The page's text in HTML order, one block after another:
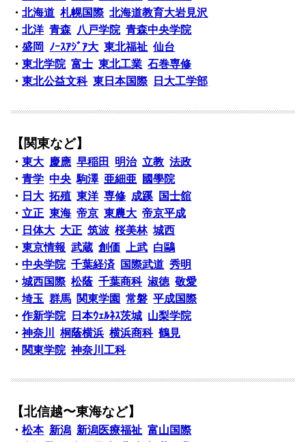
・北海道 札幌国際 北海道教育大岩見沢
・北洋 青森 八戸学院 青森中央学院
・盛岡 ﾉｰｽｱｼﾞｱ大 東北福祉 仙台
・東北学院 富士 東北工業 石巻専修
・東北公益文科 東日本国際 日大工学部
【関東など】
・東大 慶應 早稲田 明治 立教 法政
・青学 中央 駒澤 亜細亜
國學院
・ 日大 拓殖 東洋 専修 成蹊
国士舘
・ 立正 東海 帝京 東農大 帝京平成
・ 日体大 大正 筑波 桜美林 城西
・東京情報 武蔵 創価 上武 白鷗
・中央学院 千葉経済 国際武道 秀明
・城西国際 松蔭 千葉商科 淑徳 敬愛
・埼玉 群馬 関東学園 常磐 平成国際
・作新学院 日本ｳｪﾙﾈｽ茨城 山梨学院
・神奈川 桐蔭横浜 横浜商科 鶴見
・ 関東学院 神奈川工科
【北信越〜東海など】
・松本 新潟 新潟医療福祉 富山国際